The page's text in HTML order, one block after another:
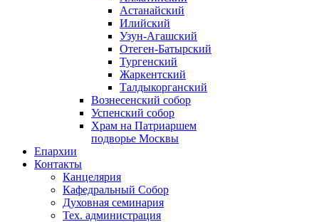
Астанайский
Илийский
Узун-Агашский
Отеген-Батырский
Тургенский
Жаркентский
Талдыкорганский
Вознесенский собор
Успенский собор
Храм на Патриаршем
подворье Москвы
Епархии
Контакты
Канцелярия
Кафедральный Собор
Духовная семинария
Тех. администрация